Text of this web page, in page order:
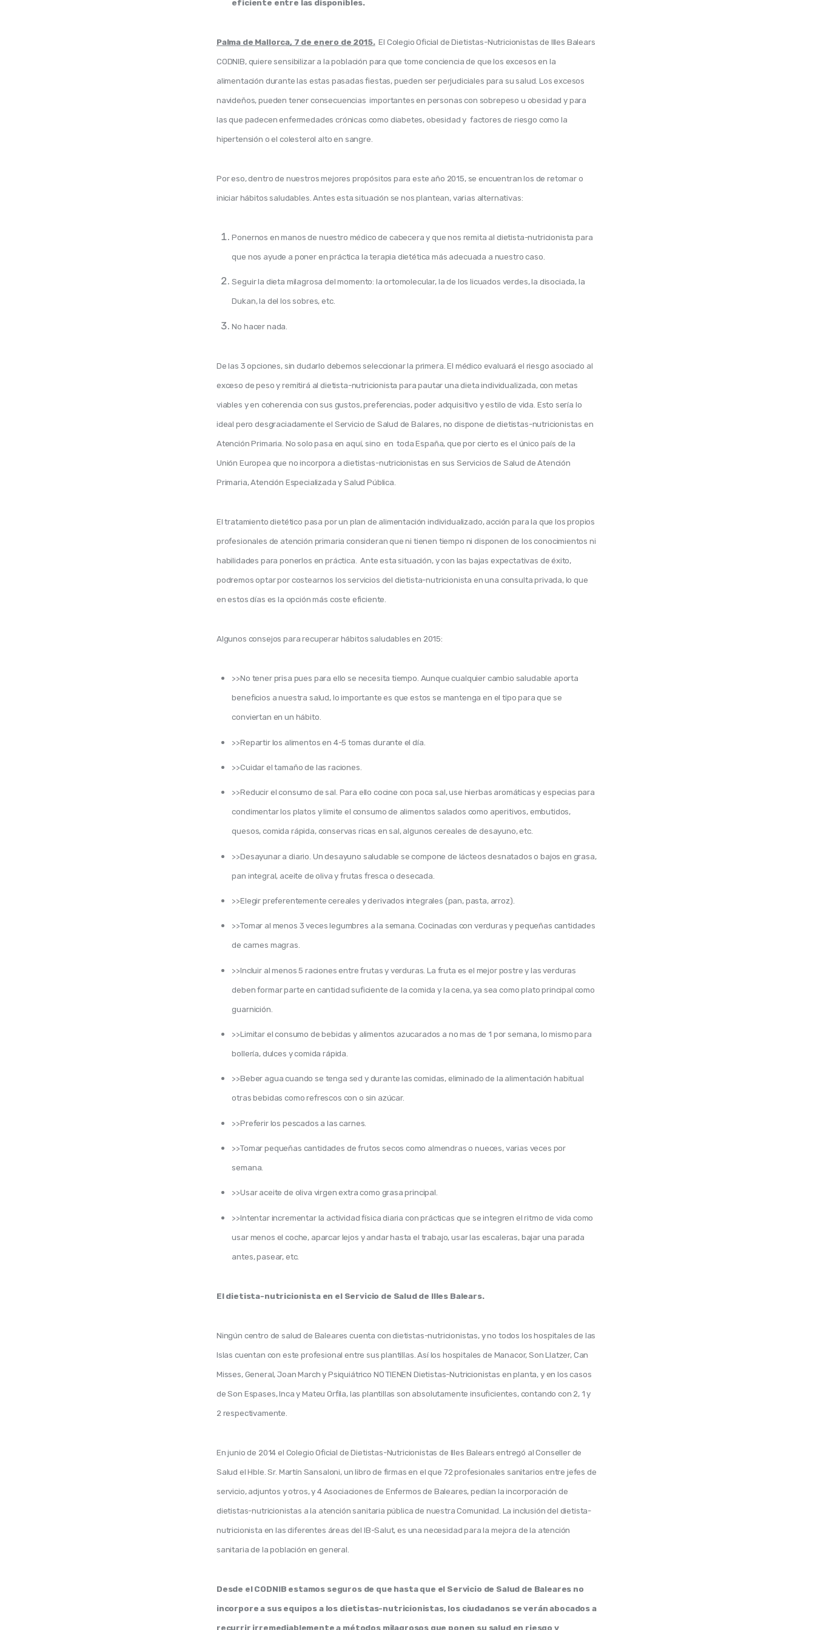
eficiente entre las disponibles.
Palma de Mallorca, 7 de enero de 2015. El Colegio Oficial de Dietistas-Nutricionistas de Illes Balears
CODNIB, quiere sensibilizar a la población para que tome conciencia de que los excesos en la
alimentación durante las estas pasadas fiestas, pueden ser perjudiciales para su salud. Los excesos
navideños, pueden tener consecuencias  importantes en personas con sobrepeso u obesidad y para
las que padecen enfermedades crónicas como diabetes, obesidad y  factores de riesgo como la
hipertensión o el colesterol alto en sangre.
Por eso, dentro de nuestros mejores propósitos para este año 2015, se encuentran los de retomar o
iniciar hábitos saludables. Antes esta situación se nos plantean, varias alternativas:
Ponernos en manos de nuestro médico de cabecera y que nos remita al dietista-nutricionista para
que nos ayude a poner en práctica la terapia dietética más adecuada a nuestro caso.
Seguir la dieta milagrosa del momento: la ortomolecular, la de los licuados verdes, la disociada, la
Dukan, la del los sobres, etc.
No hacer nada.
De las 3 opciones, sin dudarlo debemos seleccionar la primera. El médico evaluará el riesgo asociado al
exceso de peso y remitirá al dietista-nutricionista para pautar una dieta individualizada, con metas
viables y en coherencia con sus gustos, preferencias, poder adquisitivo y estilo de vida. Esto sería lo
ideal pero desgraciadamente el Servicio de Salud de Balares, no dispone de dietistas-nutricionistas en
Atención Primaria. No solo pasa en aquí, sino  en  toda España, que por cierto es el único país de la
Unión Europea que no incorpora a dietistas-nutricionistas en sus Servicios de Salud de Atención
Primaria, Atención Especializada y Salud Pública.
El tratamiento dietético pasa por un plan de alimentación individualizado, acción para la que los propios
profesionales de atención primaria consideran que ni tienen tiempo ni disponen de los conocimientos ni
habilidades para ponerlos en práctica.  Ante esta situación, y con las bajas expectativas de éxito,
podremos optar por costearnos los servicios del dietista-nutricionista en una consulta privada, lo que
en estos días es la opción más coste eficiente.
Algunos consejos para recuperar hábitos saludables en 2015:
>>No tener prisa pues para ello se necesita tiempo. Aunque cualquier cambio saludable aporta
beneficios a nuestra salud, lo importante es que estos se mantenga en el tipo para que se
conviertan en un hábito.
>>Repartir los alimentos en 4-5 tomas durante el día.
>>Cuidar el tamaño de las raciones.
>>Reducir el consumo de sal. Para ello cocine con poca sal, use hierbas aromáticas y especias para
condimentar los platos y limite el consumo de alimentos salados como aperitivos, embutidos,
quesos, comida rápida, conservas ricas en sal, algunos cereales de desayuno, etc.
>>Desayunar a diario. Un desayuno saludable se compone de lácteos desnatados o bajos en grasa,
pan integral, aceite de oliva y frutas fresca o desecada.
>>Elegir preferentemente cereales y derivados integrales (pan, pasta, arroz).
>>Tomar al menos 3 veces legumbres a la semana. Cocinadas con verduras y pequeñas cantidades
de carnes magras.
>>Incluir al menos 5 raciones entre frutas y verduras. La fruta es el mejor postre y las verduras
deben formar parte en cantidad suficiente de la comida y la cena, ya sea como plato principal como
guarnición.
>>Limitar el consumo de bebidas y alimentos azucarados a no mas de 1 por semana, lo mismo para
bollería, dulces y comida rápida.
>>Beber agua cuando se tenga sed y durante las comidas, eliminado de la alimentación habitual
otras bebidas como refrescos con o sin azúcar.
>>Preferir los pescados a las carnes.
>>Tomar pequeñas cantidades de frutos secos como almendras o nueces, varias veces por
semana.
>>Usar aceite de oliva virgen extra como grasa principal.
>>Intentar incrementar la actividad física diaria con prácticas que se integren el ritmo de vida como
usar menos el coche, aparcar lejos y andar hasta el trabajo, usar las escaleras, bajar una parada
antes, pasear, etc.
El dietista-nutricionista en el Servicio de Salud de Illes Balears.
Ningún centro de salud de Baleares cuenta con dietistas-nutricionistas, y no todos los hospitales de las
Islas cuentan con este profesional entre sus plantillas. Así los hospitales de Manacor, Son Llatzer, Can
Misses, General, Joan March y Psiquiátrico NO TIENEN Dietistas-Nutricionistas en planta, y en los casos
de Son Espases, Inca y Mateu Orfila, las plantillas son absolutamente insuficientes, contando con 2, 1 y
2 respectivamente.
En junio de 2014 el Colegio Oficial de Dietistas-Nutricionistas de Illes Balears entregó al Conseller de
Salud el Hble. Sr. Martín Sansaloni, un libro de firmas en el que 72 profesionales sanitarios entre jefes de
servicio, adjuntos y otros, y 4 Asociaciones de Enfermos de Baleares, pedían la incorporación de
dietistas-nutricionistas a la atención sanitaria pública de nuestra Comunidad. La inclusión del dietista-
nutricionista en las diferentes áreas del IB-Salut, es una necesidad para la mejora de la atención
sanitaria de la población en general.
Desde el CODNIB estamos seguros de que hasta que el Servicio de Salud de Baleares no
incorpore a sus equipos a los dietistas-nutricionistas, los ciudadanos se verán abocados a
recurrir irremediablemente a métodos milagrosos que ponen su salud en riesgo y